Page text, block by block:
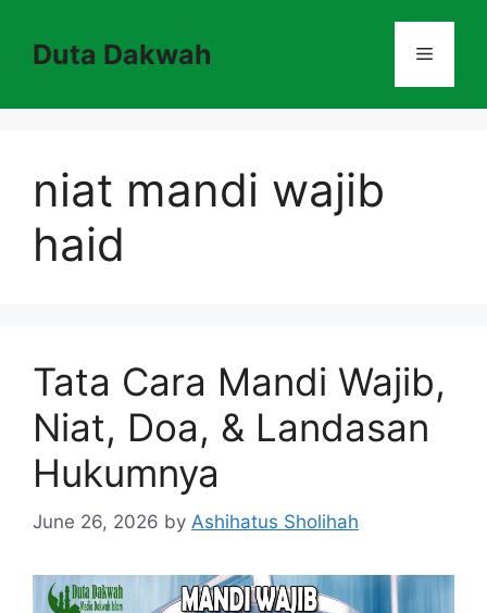
contentDuta Dakwah Menu
niat mandi wajib
haid
Tata Cara Mandi Wajib,
Niat, Doa, & Landasan
Hukumnya
June 26, 2026 by Ashihatus Sholihah